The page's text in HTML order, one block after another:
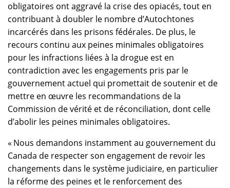
obligatoires ont aggravé la crise des opiacés, tout en
contribuant à doubler le nombre d’Autochtones
incarcérés dans les prisons fédérales. De plus, le
recours continu aux peines minimales obligatoires
pour les infractions liées à la drogue est en
contradiction avec les engagements pris par le
gouvernement actuel qui promettait de soutenir et de
mettre en œuvre les recommandations de la
Commission de vérité et de réconciliation, dont celle
d’abolir les peines minimales obligatoires.
« Nous demandons instamment au gouvernement du
Canada de respecter son engagement de revoir les
changements dans le système judiciaire, en particulier
la réforme des peines et le renforcement des